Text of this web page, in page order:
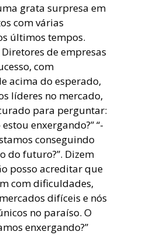
grata surpresa em
com várias
últimos tempos.
de empresas
com
acima do esperado,
líderes no mercado,
para perguntar:
enxergando?” “-
conseguindo
do futuro?”. Dizem
posso acreditar que
com dificuldades,
difíceis e nós
no paraíso. O
enxergando?”